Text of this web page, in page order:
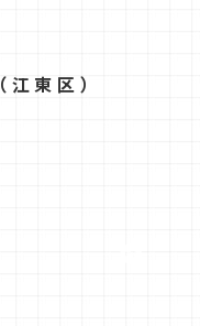
（江東区）